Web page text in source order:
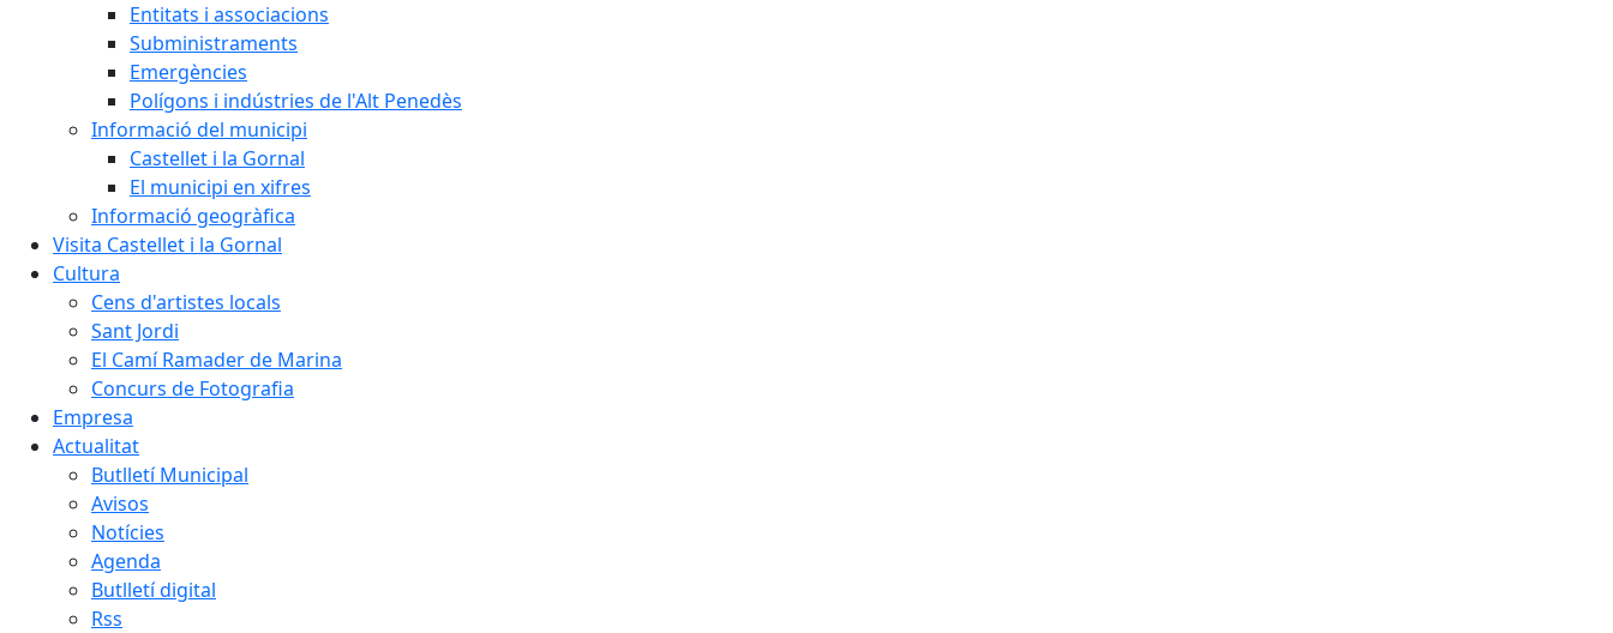
Entitats i associacions
Subministraments
Emergències
Polígons i indústries de l'Alt Penedès
Informació del municipi
Castellet i la Gornal
El municipi en xifres
Informació geogràfica
Visita Castellet i la Gornal
Cultura
Cens d'artistes locals
Sant Jordi
El Camí Ramader de Marina
Concurs de Fotografia
Empresa
Actualitat
Butlletí Municipal
Avisos
Notícies
Agenda
Butlletí digital
Rss